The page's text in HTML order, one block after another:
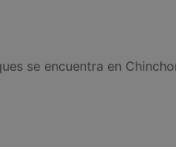
se encuentra en